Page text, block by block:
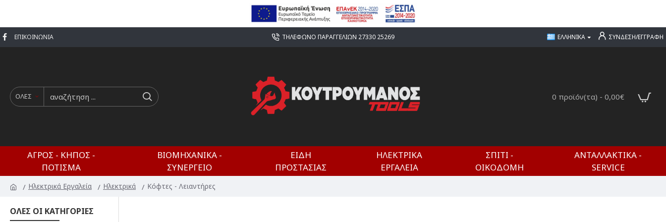
ΕΠΙΚΟΙΝΩΝΊΑ ΤΗΛΕΦΩΝΟ ΠΑΡΑΓΓΕΛΙΩΝ 27330 25269 ΕΛΛΗΝΙΚΆ ΣΎΝΔΕΣΗ/ΕΓΓΡΑΦΉ
ΟΛΕΣ 0 προϊόν(τα) - 0,00€
ΑΓΡΌΣ - ΚΉΠΟΣ -
ΠΌΤΙΣΜΑ
ΒΙΟΜΗΧΑΝΙΚΆ -
ΣΥΝΕΡΓΕΊΟ
ΕΊΔΗ
ΠΡΟΣΤΑΣΊΑΣ
ΗΛΕΚΤΡΙΚΆ
ΕΡΓΑΛΕΊΑ
ΣΠΊΤΙ -
ΟΙΚΟΔΟΜΉ
ΑΝΤΑΛΛΑΚΤΙΚΆ -
SERVICE
Ηλεκτρικά Εργαλεία Ηλεκτρικά Κόφτες - Λειαντήρες
ΟΛΕΣ ΟΙ ΚΑΤΗΓΟΡΙΕΣ